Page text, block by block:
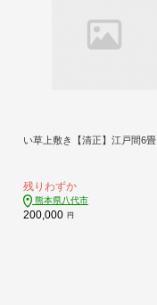
い草上敷き【清正】江戸間6畳
残りわずか
熊本県八代市
200,000 円